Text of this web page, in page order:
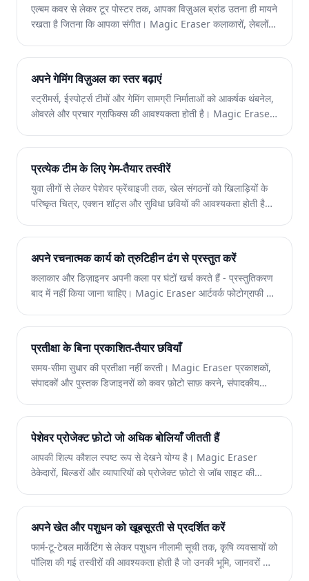
एल्बम कवर से लेकर टूर पोस्टर तक, आपका विज़ुअल ब्रांड उतना ही मायने
रखता है जितना कि आपका संगीत। Magic Eraser कलाकारों, लेबलों
शॉट को बेहतर बनाकर आकर्षक इमेजरी बनाने में मदद करता है।
अपने गेमिंग विज़ुअल का स्तर बढ़ाएं
स्ट्रीमर्स, ईस्पोर्ट्स टीमों और गेमिंग सामग्री निर्माताओं को आकर्षक थंबनेल,
ओवरले और प्रचार ग्राफिक्स की आवश्यकता होती है। Magic Eraser
ताकि आपकी सामग्री भीड़ भरे फ़ीड में अलग दिखे।
प्रत्येक टीम के लिए गेम-तैयार तस्वीरें
युवा लीगों से लेकर पेशेवर फ्रेंचाइजी तक, खेल संगठनों को खिलाड़ियों के
परिष्कृत चित्र, एक्शन शॉट्स और सुविधा छवियों की आवश्यकता होती है।
फोटोग्राफी को बढ़ाता है, और मीडिया-तैयार दृश्यों को तेजी से वितरित
करता है।
अपने रचनात्मक कार्य को त्रुटिहीन ढंग से प्रस्तुत करें
कलाकार और डिज़ाइनर अपनी कला पर घंटों खर्च करते हैं - प्रस्तुतिकरण
बाद में नहीं किया जाना चाहिए। Magic Eraser आर्टवर्क फोटोग्राफी को
प्रिंट के लिए प्राचीन पोर्टफोलियो छवियां तैयार करता है।
प्रतीक्षा के बिना प्रकाशित-तैयार छवियाँ
समय-सीमा सुधार की प्रतीक्षा नहीं करती। Magic Eraser प्रकाशकों,
संपादकों और पुस्तक डिजाइनरों को कवर फ़ोटो साफ़ करने, संपादकीय
करता है - किसी फ़ोटोशॉप विशेषज्ञता की आवश्यकता नहीं है।
पेशेवर प्रोजेक्ट फ़ोटो जो अधिक बोलियाँ जीतती हैं
आपकी शिल्प कौशल स्पष्ट रूप से देखने योग्य है। Magic Eraser
ठेकेदारों, बिल्डरों और व्यापारियों को प्रोजेक्ट फ़ोटो से जॉब साइट की
व्यवसाय को जीतने वाले पोर्टफोलियो बनाने में मदद करता है।
अपने खेत और पशुधन को खूबसूरती से प्रदर्शित करें
फार्म-टू-टेबल मार्केटिंग से लेकर पशुधन नीलामी सूची तक, कृषि व्यवसायों को
पॉलिश की गई तस्वीरों की आवश्यकता होती है जो उनकी भूमि, जानवरों और